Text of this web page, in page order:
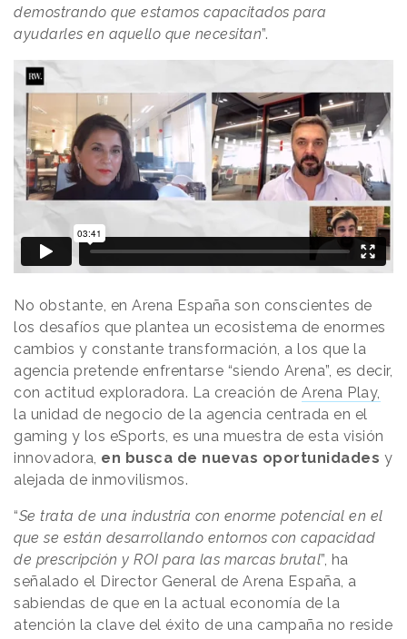
demostrando que estamos capacitados para
ayudarles en aquello que necesitan”.
No obstante, en Arena España son conscientes de
los desafíos que plantea un ecosistema de enormes
cambios y constante transformación, a los que la
agencia pretende enfrentarse “siendo Arena”, es decir,
con actitud exploradora. La creación de Arena Play,
la unidad de negocio de la agencia centrada en el
gaming y los eSports, es una muestra de esta visión
innovadora, en busca de nuevas oportunidades y
alejada de inmovilismos.
“Se trata de una industria con enorme potencial en el
que se están desarrollando entornos con capacidad
de prescripción y ROI para las marcas brutal”, ha
señalado el Director General de Arena España, a
sabiendas de que en la actual economía de la
atención la clave del éxito de una campaña no reside